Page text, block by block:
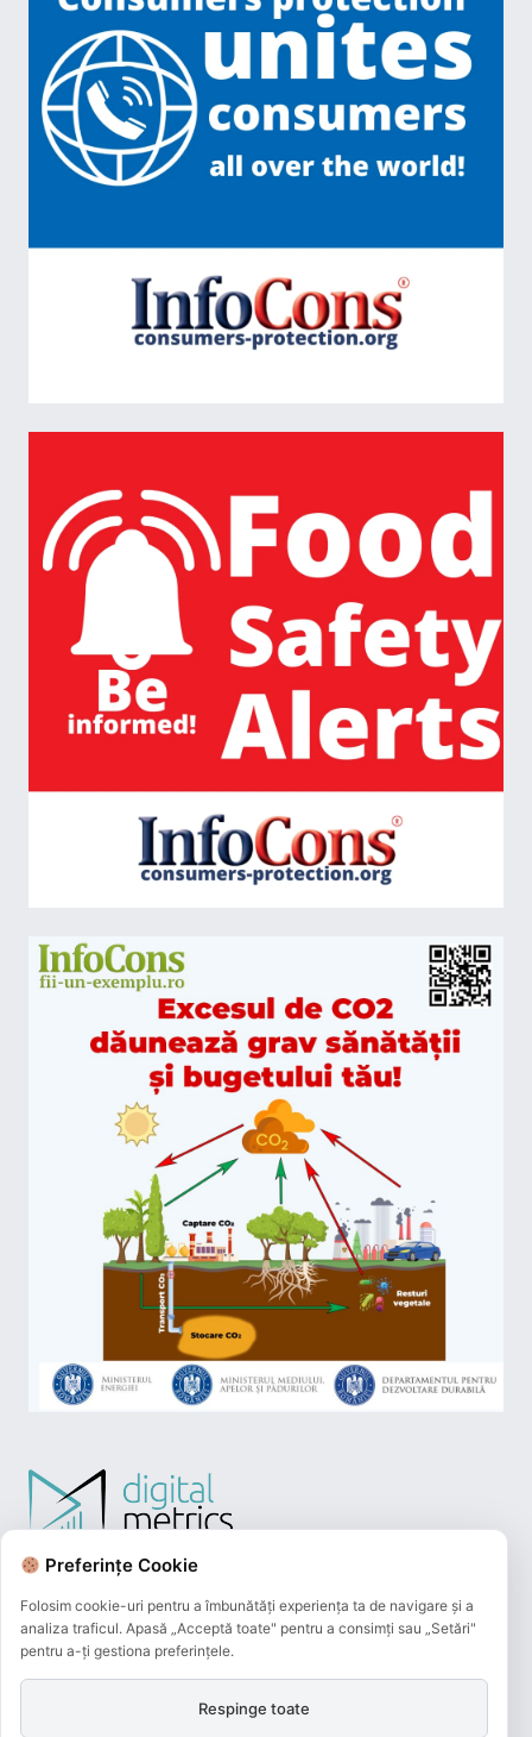
Preferințe Cookie
Folosim cookie-uri pentru a îmbunătăți experiența ta de navigare și a
analiza traficul. Apasă „Acceptă toate" pentru a consimți sau „Setări"
pentru a-ți gestiona preferințele.
Respinge toate